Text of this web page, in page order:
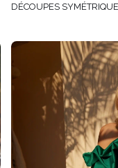
DÉCOUPES